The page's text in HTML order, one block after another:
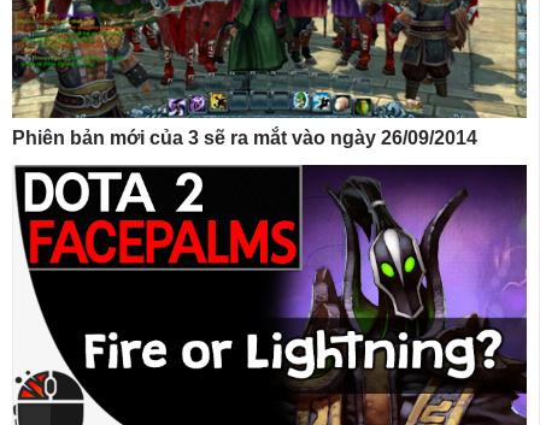
Phiên bản mới của 3 sẽ ra mắt vào ngày 26/09/2014